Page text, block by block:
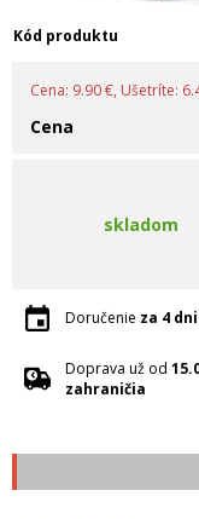
Kód produktu
Cena: 9.90 €, Ušetríte:
Cena
skladom
Doručenie za 4 dni
Doprava už od
zahraničia